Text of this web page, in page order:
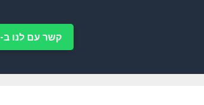
קשר עם לנו ב-WhatsApp